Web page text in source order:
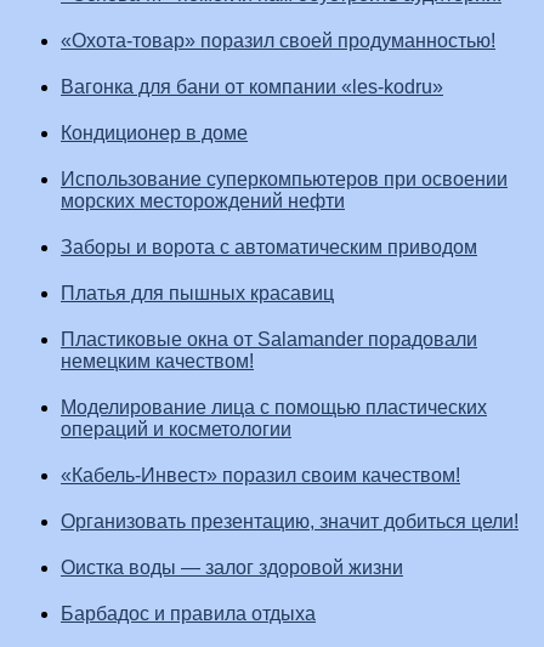
«Охота-товар» поразил своей продуманностью!
Вагонка для бани от компании «les-kodru»
Кондиционер в доме
Использование суперкомпьютеров при освоении
морских месторождений нефти
Заборы и ворота с автоматическим приводом
Платья для пышных красавиц
Пластиковые окна от Salamander порадовали
немецким качеством!
Моделирование лица с помощью пластических
операций и косметологии
«Кабель-Инвест» поразил своим качеством!
Организовать презентацию, значит добиться цели!
Оистка воды — залог здоровой жизни
Барбадос и правила отдыха